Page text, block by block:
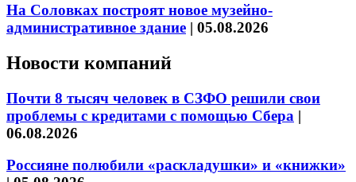
На Соловках построят новое музейно-
административное здание | 05.08.2026
Новости компаний
Почти 8 тысяч человек в СЗФО решили свои
проблемы с кредитами с помощью Сбера |
06.08.2026
Россияне полюбили «раскладушки» и «книжки»